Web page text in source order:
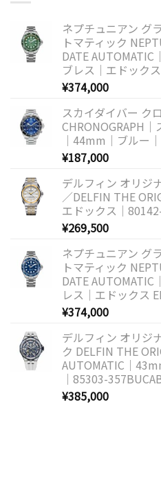
ネプチュニアン グ
トマティック
DATE
ブレス｜エドック
¥374,000
スカイダイバー ク
CHRONOGRAPH｜
｜44mm｜ブルー
¥187,000
デルフィン オリジ
／DELFIN THE
エドックス｜
¥269,500
ネプチュニアン グ
トマティック
DATE
レス｜エドックス
¥374,000
デルフィン オリジ
ク DELFIN THE
AUTOMATIC｜
｜85303-
¥385,000